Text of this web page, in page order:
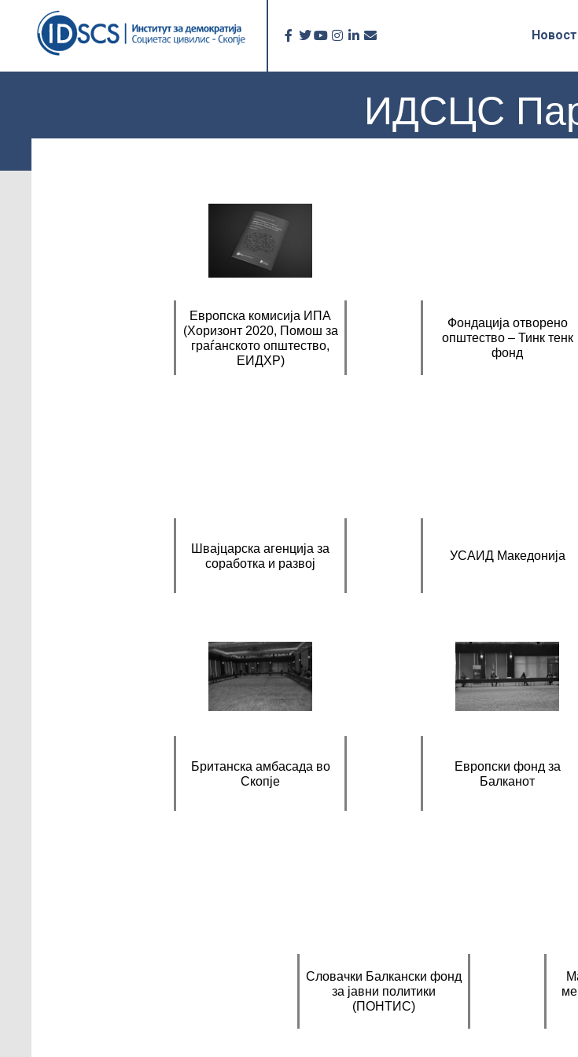
ИДСЦС
Европска комисија ИПА
(Хоризонт 2020, Помош за
граѓанското општество,
ЕИДХР)
Фондација отворено
општество – Тинк тенк
фонд
Швајцарска агенција за
соработка и развој
УСАИД Македонија
Британска амбасада во
Скопје
Европски фонд за
Балканот
Словачки Балкански фонд
за јавни политики
(ПОНТИС)